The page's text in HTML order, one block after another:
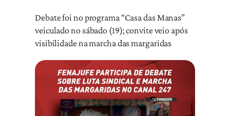
Debate foi no programa “Casa das Manas”
veiculado no sábado (19); convite veio após
visibilidade na marcha das margaridas